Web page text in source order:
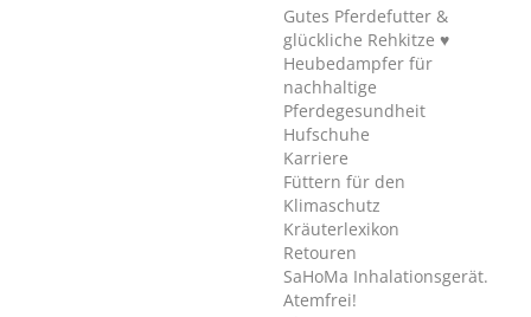
Gutes Pferdefutter &
glückliche Rehkitze ♥
Heubedampfer für
nachhaltige
Pferdegesundheit
Hufschuhe
Karriere
Füttern für den
Klimaschutz
Kräuterlexikon
Retouren
SaHoMa Inhalationsgerät.
Atemfrei!